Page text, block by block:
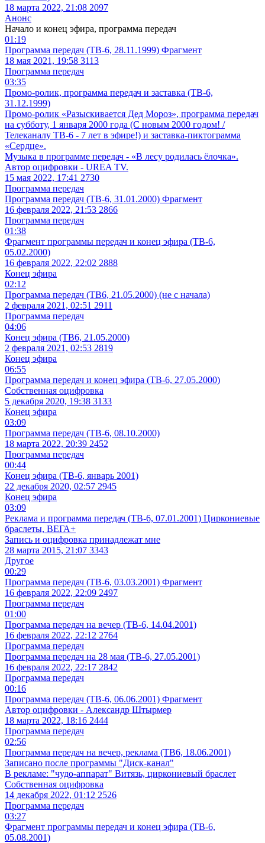
18 марта 2022, 21:08 2097
Анонс
Начало и конец эфира, программа передач
01:19
Программа передач (ТВ-6, 28.11.1999) Фрагмент
18 мая 2021, 19:58 3113
Программа передач
03:35
Промо-ролик, программа передач и заставка (ТВ-6,
31.12.1999)
Промо-ролик «Разыскивается Дед Мороз», программа передач
на субботу, 1 января 2000 года (С новым 2000 годом! /
Телеканалу ТВ-6 - 7 лет в эфире!) и заставка-пиктограмма
«Сердце».
Музыка в программе передач - «В лесу родилась ёлочка».
Автор оцифровки - UREA TV.
15 мая 2022, 17:41 2730
Программа передач
Программа передач (ТВ-6, 31.01.2000) Фрагмент
16 февраля 2022, 21:53 2866
Программа передач
01:38
Фрагмент программы передач и конец эфира (ТВ-6,
05.02.2000)
16 февраля 2022, 22:02 2888
Конец эфира
02:12
Программа передач (ТВ6, 21.05.2000) (не с начала)
2 февраля 2021, 02:51 2911
Программа передач
04:06
Конец эфира (ТВ6, 21.05.2000)
2 февраля 2021, 02:53 2819
Конец эфира
06:55
Программа передач и конец эфира (ТВ-6, 27.05.2000)
Собственная оцифровка
5 декабря 2020, 19:38 3133
Конец эфира
03:09
Программа передач (ТВ-6, 08.10.2000)
18 марта 2022, 20:39 2452
Программа передач
00:44
Конец эфира (ТВ-6, январь 2001)
22 декабря 2020, 02:57 2945
Конец эфира
03:09
Реклама и программа передач (ТВ-6, 07.01.2001) Циркониевые
браслеты, ВЕГА+
Запись и оцифровка принадлежат мне
28 марта 2015, 21:07 3343
Другое
00:29
Программа передач (ТВ-6, 03.03.2001) Фрагмент
16 февраля 2022, 22:09 2497
Программа передач
01:00
Программа передач на вечер (ТВ-6, 14.04.2001)
16 февраля 2022, 22:12 2764
Программа передач
Программа передач на 28 мая (ТВ-6, 27.05.2001)
16 февраля 2022, 22:17 2842
Программа передач
00:16
Программа передач (ТВ-6, 06.06.2001) Фрагмент
Автор оцифровки - Александр Штырмер
18 марта 2022, 18:16 2444
Программа передач
02:56
Программа передач на вечер, реклама (ТВ6, 18.06.2001)
Записано после программы "Диск-канал"
В рекламе: "чудо-аппарат" Витязь, циркониевый браслет
Собственная оцифровка
14 декабря 2022, 01:12 2526
Программа передач
03:27
Фрагмент программы передач и конец эфира (ТВ-6,
05.08.2001)